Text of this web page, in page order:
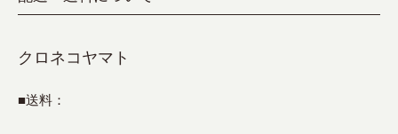
クロネコヤマト
■送料：